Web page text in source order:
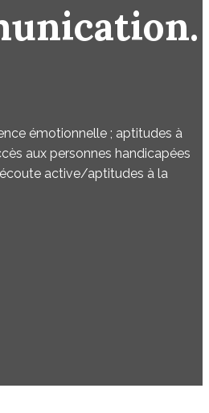
émotionnelle ; aptitudes à
aux personnes handicapées
active/aptitudes à la